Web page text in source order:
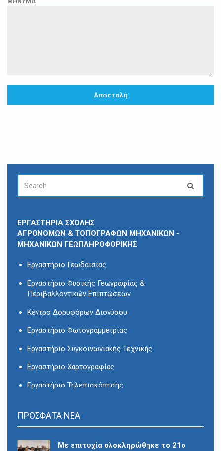
ΜΗΝΥΜΑ
Αποστολή
FOR:
ΕΡΓΑΣΤΗΡΙΑ ΣΧΟΛΗΣ
ΑΓΡΟΝΟΜΩΝ & ΤΟΠΟΓΡΑΦΩΝ ΜΗΧΑΝΙΚΩΝ -
ΜΗΧΑΝΙΚΩΝ ΓΕΩΠΛΗΡΟΦΟΡΙΚΗΣ
Εργαστήριο Γεωδαισίας
Εργαστήριο Φυσικής Γεωγραφίας &
Περιβαλλοντικών Επιπτώσεων
Κέντρο Δορυφόρων Διονύσου
Εργαστήριο Φωτογραμμετρίας
Εργαστήριο Συγκοινωνιακής Τεχνικής
Εργαστήριο Χαρτογραφίας
Εργαστήριο Τηλεπισκόπησης
ΠΡΟΣΦΑΤΑ ΝΕΑ
Με επιτυχία ολοκληρώθηκε το 21ο